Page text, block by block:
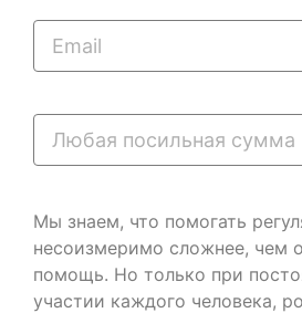
Мы знаем, что помогать
несоизмеримо сложнее, чем
помощь. Но только при
участии каждого человека,